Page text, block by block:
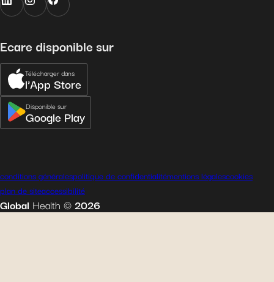
Ecare disponible sur
Télécharger dans
l'App Store
Disponible sur
Google Play
Global Health ©2026
conditions généralespolitique de confidentialitémentions légalescookies
plan de siteaccessibilité